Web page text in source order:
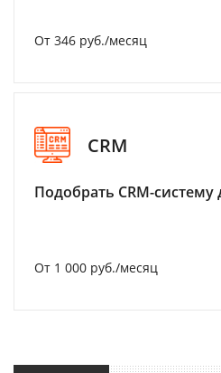
От 346 руб./месяц
CRM
Подобрать CRM-
От 1 000 руб./месяц